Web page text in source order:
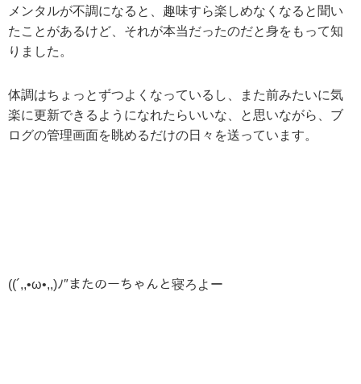
メンタルが不調になると、趣味すら楽しめなくなると聞い
たことがあるけど、それが本当だったのだと身をもって知
りました。
体調はちょっとずつよくなっているし、また前みたいに気
楽に更新できるようになれたらいいな、と思いながら、ブ
ログの管理画面を眺めるだけの日々を送っています。
((´,,•ω•,,)ﾉ″またのーちゃんと寝ろよー